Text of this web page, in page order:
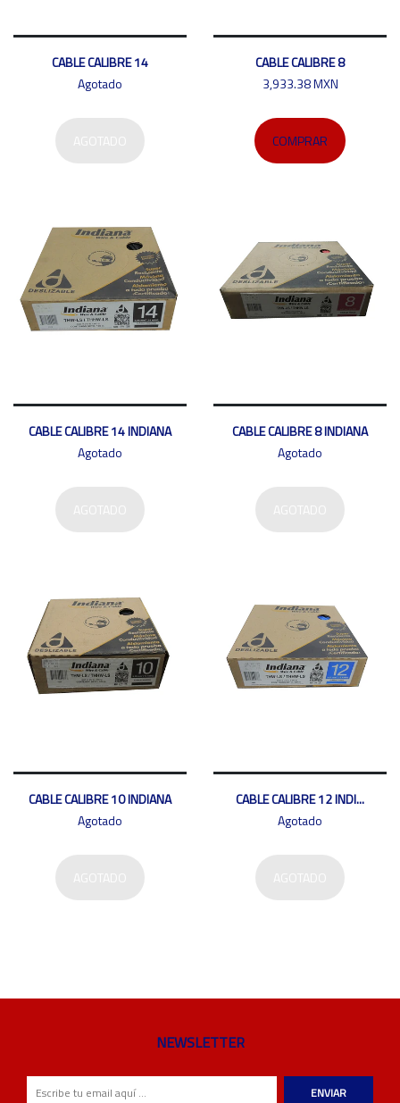
CABLE CALIBRE 14
Agotado
CABLE CALIBRE 8
3,933.38 MXN
COMPRAR
CABLE CALIBRE 14 INDIANA
Agotado
CABLE CALIBRE 8 INDIANA
Agotado
CABLE CALIBRE 10 INDIANA
Agotado
CABLE CALIBRE 12 INDI...
Agotado
NEWSLETTER
ENVIAR